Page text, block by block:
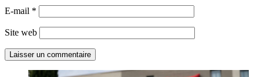
E-mail *
Site web